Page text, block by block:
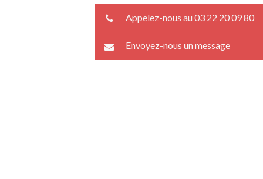
Appelez-nous au 03 22 20 09 80
Envoyez-nous un message